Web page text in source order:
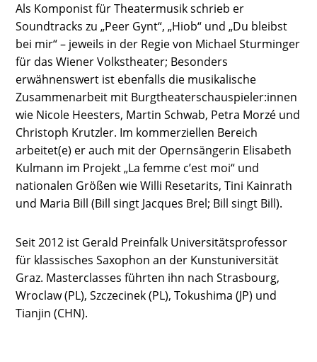
Als Komponist für Theatermusik schrieb er
Soundtracks zu „Peer Gynt“, „Hiob“ und „Du bleibst
bei mir“ – jeweils in der Regie von Michael Sturminger
für das Wiener Volkstheater; Besonders
erwähnenswert ist ebenfalls die musikalische
Zusammenarbeit mit Burgtheaterschauspieler:innen
wie Nicole Heesters, Martin Schwab, Petra Morzé und
Christoph Krutzler. Im kommerziellen Bereich
arbeitet(e) er auch mit der Opernsängerin Elisabeth
Kulmann im Projekt „La femme c’est moi“ und
nationalen Größen wie Willi Resetarits, Tini Kainrath
und Maria Bill (Bill singt Jacques Brel; Bill singt Bill).
Seit 2012 ist Gerald Preinfalk Universitätsprofessor
für klassisches Saxophon an der Kunstuniversität
Graz. Masterclasses führten ihn nach Strasbourg,
Wroclaw (PL), Szczecinek (PL), Tokushima (JP) und
Tianjin (CHN).